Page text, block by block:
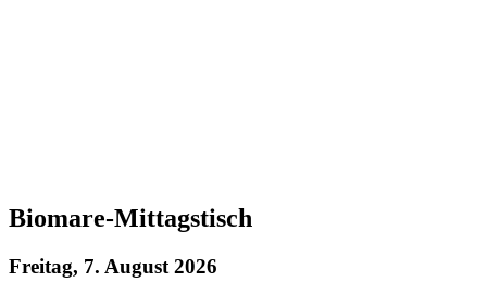
Biomare-Mittagstisch
Freitag, 7. August 2026